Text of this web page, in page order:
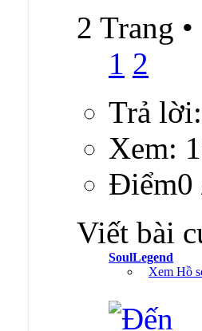
2 Trang •
1 2
Trả lời:
Xem:
Ðiểm0
Viết bài
SoulLegend
Xem Hồ